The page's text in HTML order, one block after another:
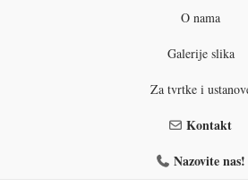
O nama
Galerije slika
Za tvrtke i
Kontakt
Nazovite nas!